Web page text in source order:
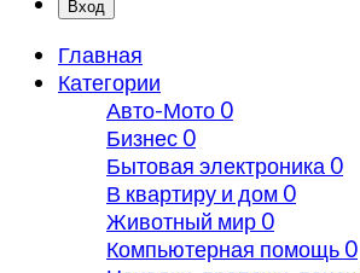
Вход
Главная
Категории
Авто-Мото 0
Бизнес 0
Бытовая электроника 0
В квартиру и дом 0
Животный мир 0
Компьютерная помощь 0